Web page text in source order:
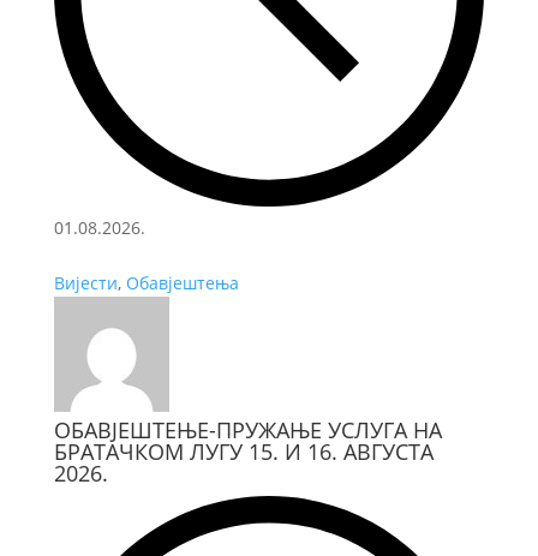
01.08.2026.
Вијести, Обавјештења
ОБАВЈЕШТЕЊЕ-ПРУЖАЊЕ УСЛУГА НА
БРАТАЧКОМ ЛУГУ 15. И 16. АВГУСТА
2026.